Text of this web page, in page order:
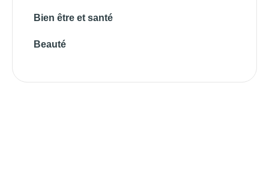
Bien être et santé
Beauté